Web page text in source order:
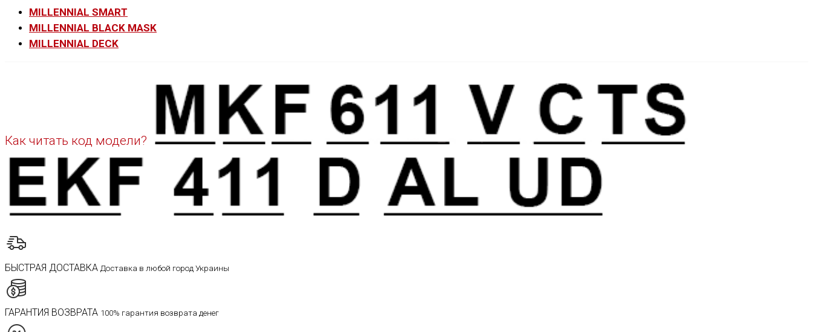
MILLENNIAL SMART
MILLENNIAL BLACK MASK
MILLENNIAL DECK
Как читать код модели?
БЫСТРАЯ ДОСТАВКА Доставка в любой город Украины
ГАРАНТИЯ ВОЗВРАТА 100% гарантия возврата денег